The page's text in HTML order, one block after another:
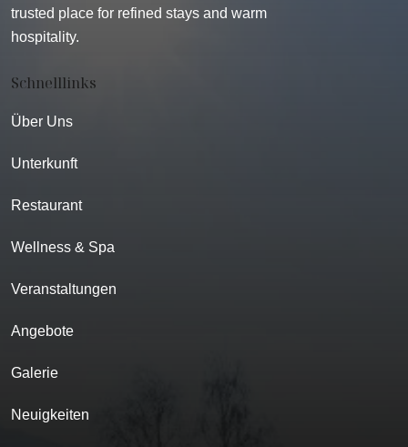
trusted place for refined stays and warm
hospitality.
Schnelllinks
Über Uns
Unterkunft
Restaurant
Wellness & Spa
Veranstaltungen
Angebote
Galerie
Neuigkeiten